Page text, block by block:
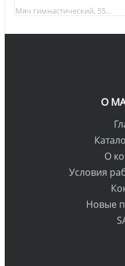
Мяч гимнастический, 55…
О
О
Условия
Новые